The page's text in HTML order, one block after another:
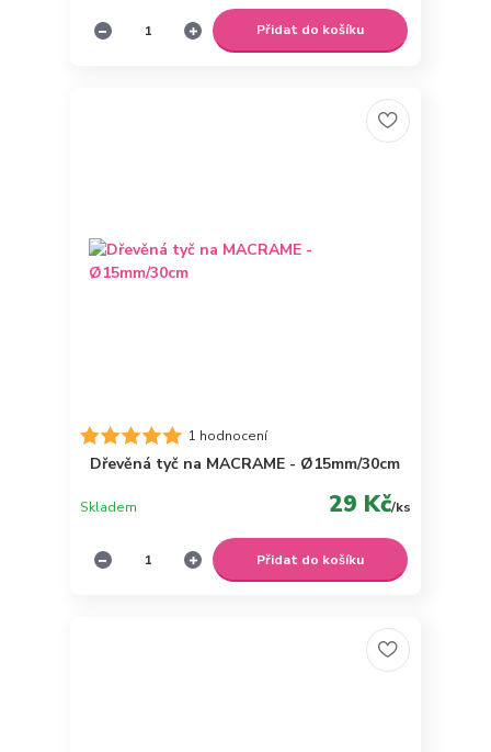
Přidat do košíku
1 hodnocení
Dřevěná tyč na MACRAME - Ø15mm/30cm
29 Kč/ks
Skladem
Přidat do košíku